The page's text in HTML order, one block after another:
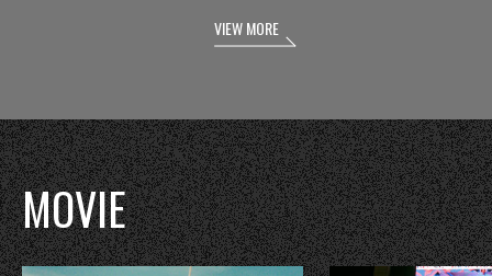
VIEW MORE
MOVIE